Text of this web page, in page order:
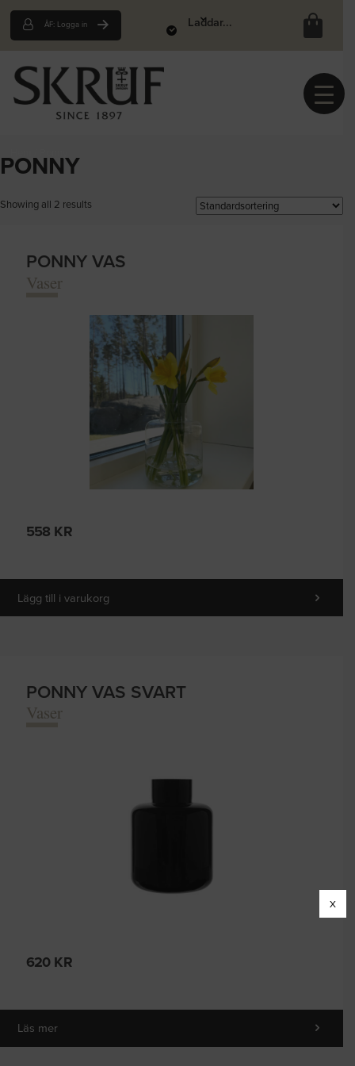
Laddar...
ÅF: Logga in
PONNY
Showing all 2 results
PONNY VAS
Vaser
558 KR
Lägg till i varukorg
PONNY VAS SVART
Vaser
620KR
Läs mer
X